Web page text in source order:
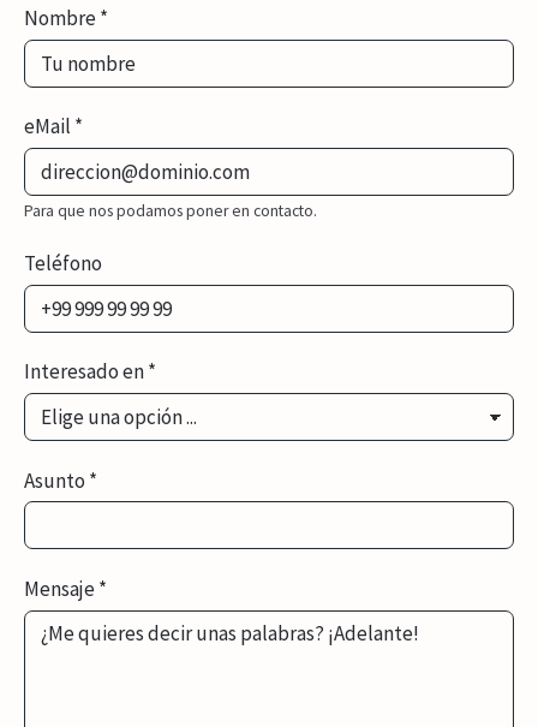
Nombre*
eMail *
Para que nos podamos poner en contacto.
Teléfono
Interesado en*
Asunto *
Mensaje*